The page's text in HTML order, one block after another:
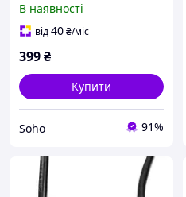
В наявності
від40₴/міс
399₴
Купити
Soho 91%